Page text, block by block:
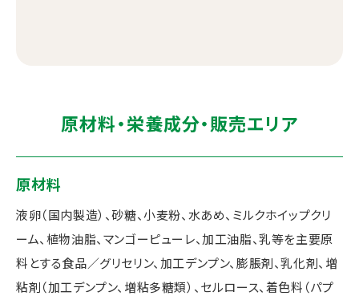
原材料・栄養成分・販売エリア
原材料
液卵（国内製造）、砂糖、小麦粉、水あめ、ミルクホイップクリ
ーム、植物油脂、マンゴーピューレ、加工油脂、乳等を主要原
料とする食品／グリセリン、加工デンプン、膨脹剤、乳化剤、増
粘剤（加工デンプン、増粘多糖類）、セルロース、着色料（パプ